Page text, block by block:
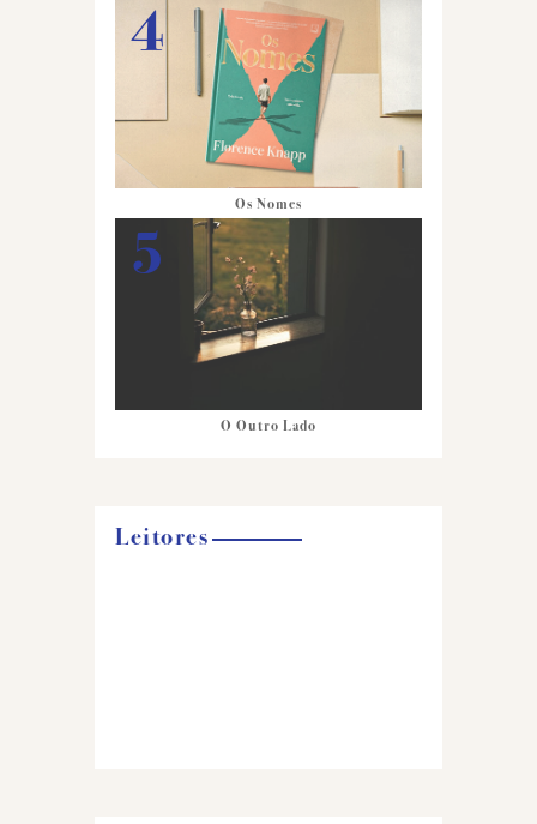
Os Nomes
O Outro Lado
Leitores